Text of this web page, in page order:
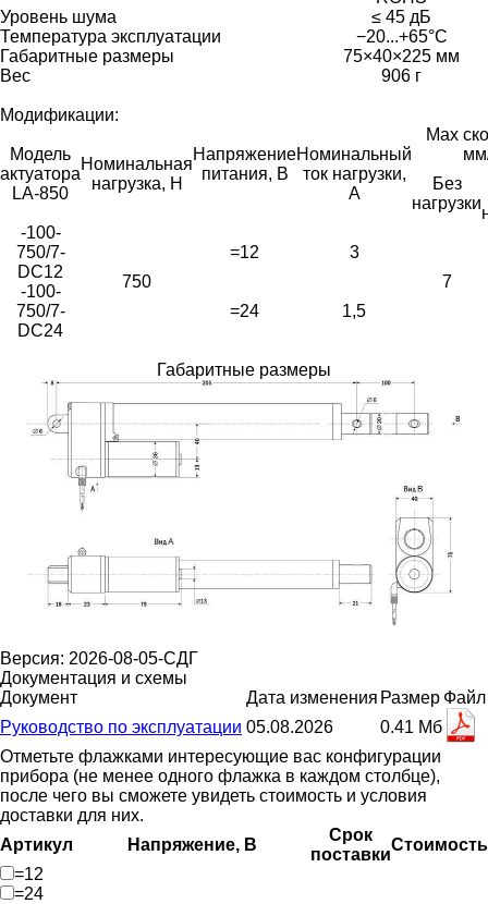
Уровень шума
≤ 45 дБ
Температура эксплуатации
−20...+65°C
Габаритные размеры
75×40×225 мм
Вес
906 г
Модификации:
Модель
актуатора
LA-850
Номинальная
нагрузка, Н
Напряжение
питания, В
Номинальный
ток нагрузки,
А
Max
Без
нагрузки
-100-
750/7-
DC12
750
=12
3
7
-100-
750/7-
DC24
=24 1,5
Габаритные размеры
Версия: 2026-08-05-СДГ
Документация и схемы
Документ
Дата изменения Размер Файл
Руководство по эксплуатации 05.08.2026
0.41 Мб
Отметьте флажками интересующие вас конфигурации
прибора (не менее одного флажка в каждом столбце),
после чего вы сможете увидеть стоимость и условия
доставки для них.
Артикул
Напряжение, В
Срок
поставки
Стоимость
=12
=24